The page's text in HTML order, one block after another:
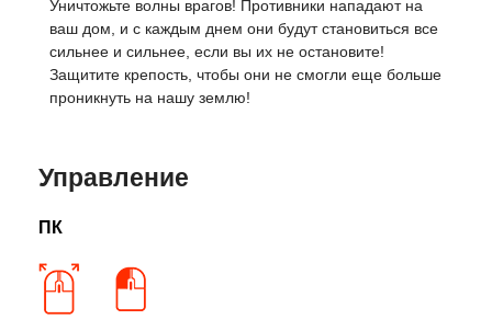
Уничтожьте волны врагов! Противники нападают на
ваш дом, и с каждым днем они будут становиться все
сильнее и сильнее, если вы их не остановите!
Защитите крепость, чтобы они не смогли еще больше
проникнуть на нашу землю!
Управление
ПК